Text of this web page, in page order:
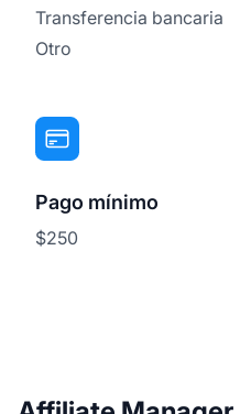
Transferencia bancaria
Otro
Pago mínimo
$250